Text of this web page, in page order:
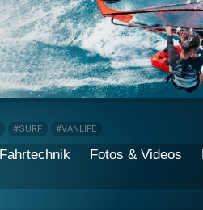
#SURF #VANLIFE
Fahrtechnik Fotos & Videos